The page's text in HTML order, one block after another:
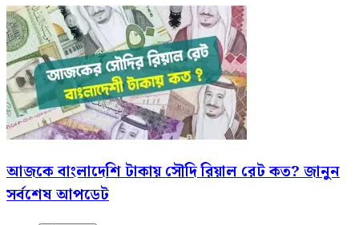
আজকে বাংলাদেশি টাকায় সৌদি রিয়াল রেট কত? জানুন
সর্বশেষ আপডেট